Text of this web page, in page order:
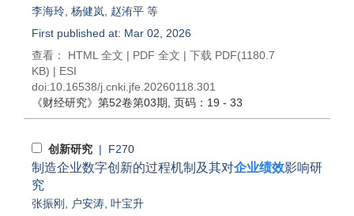
李海玲 杨健岚 赵洧平 等
First published at: Mar 02, 2026
查看： HTML 全文 | PDF 全文 | 下载 PDF(1180.7
KB) | ESI
doi:10.16538/j.cnki.jfe.20260118.301
《财经研究》 第52卷第03期 , 页码：19 - 33
创新研究 | F270
制造企业数字创新的过程机制及其对企业绩效影响研
究
张振刚 户安涛 叶宝升